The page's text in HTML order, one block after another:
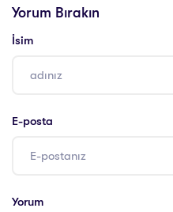
Yorum Bırakın
İsim
E-posta
Yorum